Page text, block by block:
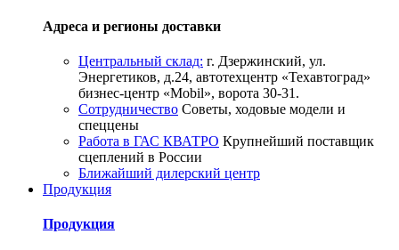
Адреса и регионы доставки
Центральный склад: г. Дзержинский, ул.
Энергетиков, д.24, автотехцентр «Техавтоград»
бизнес-центр «Mobil», ворота 30-31.
Сотрудничество Советы, ходовые модели и
спеццены
Работа в ГАС КВАТРО Крупнейший поставщик
сцеплений в России
Ближайший дилерский центр
Продукция
Продукция